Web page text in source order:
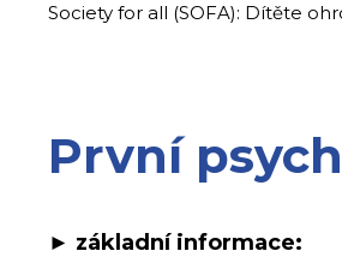
Society for all (SOFA): Dítěte
První
► základní informace: